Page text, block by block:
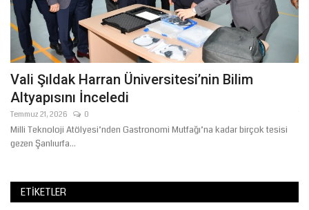
Vali Şıldak Harran Üniversitesi’nin Bilim
Altyapısını İnceledi
Temmuz 21, 2026 0
Milli Teknoloji Atölyesi’nden Gastronomi Mutfağı’na kadar birçok tesisi
gezen Şanlıurfa...
ETIKETLER